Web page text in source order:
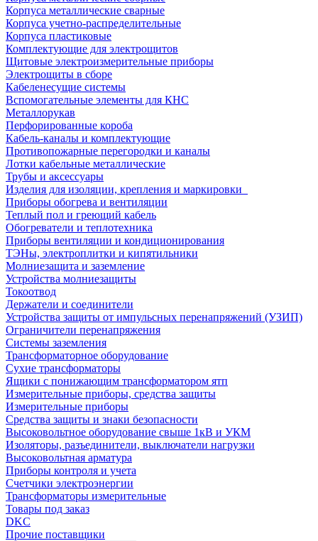
Корпуса металлические сварные
Корпуса учетно-распределительные
Корпуса пластиковые
Комплектующие для электрощитов
Щитовые электроизмерительные приборы
Электрощиты в сборе
Кабеленесущие системы
Вспомогательные элементы для КНС
Металлорукав
Перфорированные короба
Кабель-каналы и комплектующие
Противопожарные перегородки и каналы
Лотки кабельные металлические
Трубы и аксессуары
Изделия для изоляции, крепления и маркировки
Приборы обогрева и вентиляции
Теплый пол и греющий кабель
Обогреватели и теплотехника
Приборы вентиляции и кондиционирования
ТЭНы, электроплитки и кипятильники
Молниезащита и заземление
Устройства молниезащиты
Токоотвод
Держатели и соединители
Устройства защиты от импульсных перенапряжений (УЗИП)
Ограничители перенапряжения
Системы заземления
Трансформаторное оборудование
Сухие трансформаторы
Ящики с понижающим трансформатором ятп
Измерительные приборы, средства защиты
Измерительные приборы
Средства защиты и знаки безопасности
Высоковольтное оборудование свыше 1кВ и УКМ
Изоляторы, разъединители, выключатели нагрузки
Высоковольтная арматура
Приборы контроля и учета
Счетчики электроэнергии
Трансформаторы измерительные
Товары под заказ
DKC
Прочие поставщики